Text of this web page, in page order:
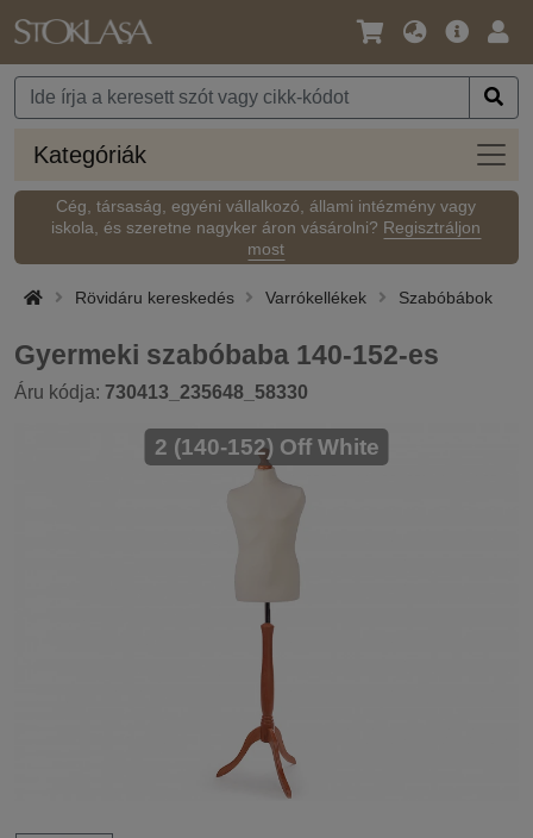
Nyelv
Pénznem
Fő
Kategóriák
Cég, társaság, egyéni vállalkozó, állami intézmény vagy
iskola, és szeretne nagyker áron vásárolni? Regisztráljon
most
Rövidáru kereskedés Varrókellékek Szabóbábok
Gyermeki szabóbaba 140-152-es
Áru kódja: 730413_235648_58330
2 (140-152) Off White